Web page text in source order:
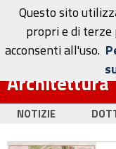
Dottorato in
Architettura
NOTIZIE
Questo sito
propri e di terze
acconsenti all'uso.